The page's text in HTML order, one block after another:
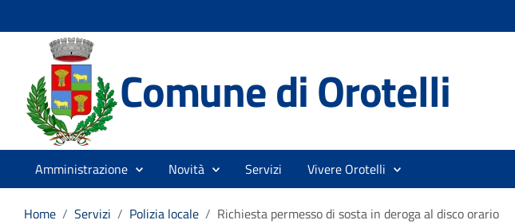
Comune di Orotelli
Amministrazione Novità Servizi Vivere Orotelli
Home / Servizi / Polizia locale / Richiesta permesso di sosta in deroga al disco orario